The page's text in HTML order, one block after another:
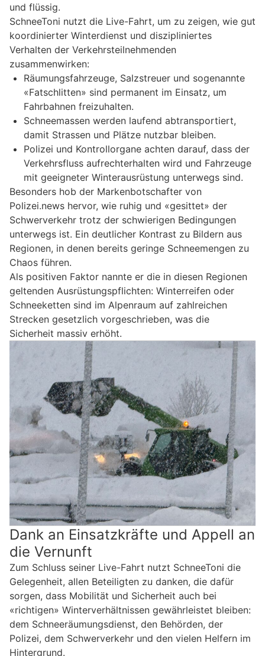
und flüssig.
SchneeToni nutzt die Live-Fahrt, um zu zeigen, wie gut
koordinierter Winterdienst und diszipliniertes
Verhalten der Verkehrsteilnehmenden
zusammenwirken:
Räumungsfahrzeuge, Salzstreuer und sogenannte
«Fatschlitten» sind permanent im Einsatz, um
Fahrbahnen freizuhalten.
Schneemassen werden laufend abtransportiert,
damit Strassen und Plätze nutzbar bleiben.
Polizei und Kontrollorgane achten darauf, dass der
Verkehrsfluss aufrechterhalten wird und Fahrzeuge
mit geeigneter Winterausrüstung unterwegs sind.
Besonders hob der Markenbotschafter von
Polizei.news hervor, wie ruhig und «gesittet» der
Schwerverkehr trotz der schwierigen Bedingungen
unterwegs ist. Ein deutlicher Kontrast zu Bildern aus
Regionen, in denen bereits geringe Schneemengen zu
Chaos führen.
Als positiven Faktor nannte er die in diesen Regionen
geltenden Ausrüstungspflichten: Winterreifen oder
Schneeketten sind im Alpenraum auf zahlreichen
Strecken gesetzlich vorgeschrieben, was die
Sicherheit massiv erhöht.
Dank an Einsatzkräfte und Appell an
die Vernunft
Zum Schluss seiner Live-Fahrt nutzt SchneeToni die
Gelegenheit, allen Beteiligten zu danken, die dafür
sorgen, dass Mobilität und Sicherheit auch bei
«richtigen» Winterverhältnissen gewährleistet bleiben:
dem Schneeräumungsdienst, den Behörden, der
Polizei, dem Schwerverkehr und den vielen Helfern im
Hintergrund.